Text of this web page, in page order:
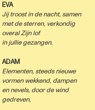
EVA
Jij troost in de nacht, samen
met de sterren, verkondig
overal Zijn lof
in jullie gezangen.
ADAM
Elementen, steeds nieuwe
vormen wekkend, dampen
en nevels, door de wind
gedreven,